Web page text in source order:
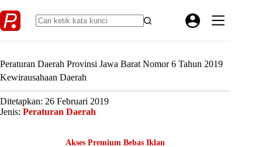
to
content
Peraturan Daerah Provinsi Jawa Barat Nomor 6 Tahun 2019
Kewirausahaan Daerah
Ditetapkan: 26 Februari 2019
Jenis: Peraturan Daerah
Akses Premium Bebas Iklan